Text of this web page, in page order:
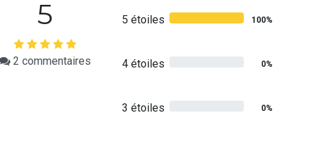
5
2 commentaires
5 étoiles 100%
4 étoiles 0%
3 étoiles 0%